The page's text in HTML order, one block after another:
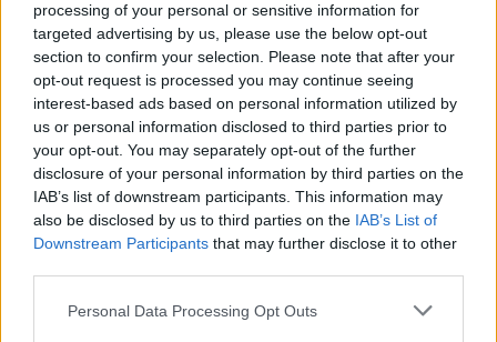
processing of your personal or sensitive information for
targeted advertising by us, please use the below opt-out
section to confirm your selection. Please note that after your
opt-out request is processed you may continue seeing
interest-based ads based on personal information utilized by
us or personal information disclosed to third parties prior to
your opt-out. You may separately opt-out of the further
disclosure of your personal information by third parties on the
IAB’s list of downstream participants. This information may
also be disclosed by us to third parties on the IAB’s List of
Downstream Participants that may further disclose it to other
Please note that this website/app uses one or more Google
Personal Data Processing Opt Outs
Στο πιο πάνω πλαίσιο, εκτός των άλλων, με βάση
και τα συνημμένα δημοσιεύματα, θα πρέπει να